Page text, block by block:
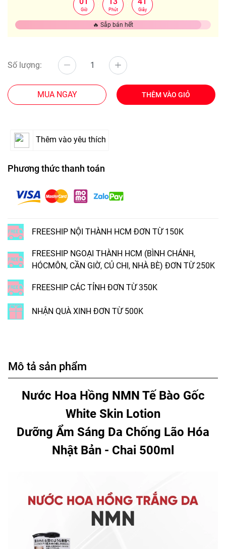
Giờ Phút Giây
🔥 Sắp bán hết
Số lượng:
MUA NGAY THÊM VÀO GIỎ
Thêm vào yêu thích
Phương thức thanh toán
FREESHIP NỘI THÀNH HCM ĐƠN TỪ 150K
FREESHIP NGOẠI THÀNH HCM (BÌNH CHÁNH,
HÓCMÔN, CẦN GIỜ, CỦ CHI, NHÀ BÈ) ĐƠN TỪ 250K
FREESHIP CÁC TỈNH ĐƠN TỪ 350K
NHẬN QUÀ XINH ĐƠN TỪ 500K
Mô tả sản phẩm
Nước Hoa Hồng NMN Tế Bào Gốc
White Skin Lotion
Dưỡng Ẩm Sáng Da Chống Lão Hóa
Nhật Bản - Chai 500ml